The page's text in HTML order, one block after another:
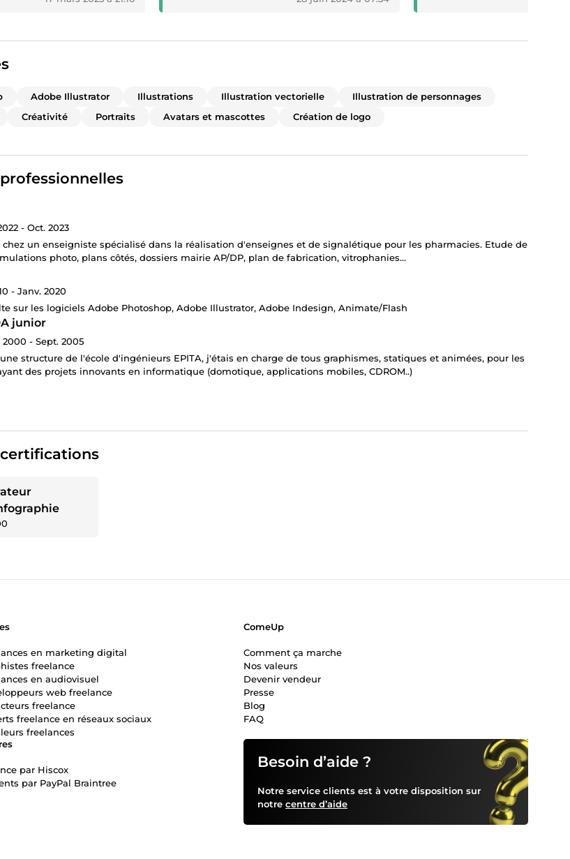
Adobe Illustrator Illustrations Illustration vectorielle
Illustration de personnages
Créativité Portraits Avatars et mascottes Création de logo
- Oct. 2023
un enseigniste spécialisé dans la réalisation d'enseignes et de signalétique pour les pharmacies. Etude de
photo, plans côtés, dossiers mairie AP/DP, plan de fabrication, vitrophanies...
- Janv. 2020
sur les logiciels Adobe Photoshop, Adobe Illustrator, Adobe Indesign, Animate/Flash
junior
2000 - Sept. 2005
structure de l'école d'ingénieurs EPITA, j'étais en charge de tous graphismes, statiques et animées, pour les
des projets innovants en informatique (domotique, applications mobiles, CDROM..)
Besoin d’aide ?
Notre service clients est à votre disposition sur
notre centre d’aide
par Hiscox
par PayPal Braintree
en marketing digital
freelance
en audiovisuel
web freelance
freelance
freelance en réseaux sociaux
freelances
ComeUp
Comment ça marche
Nos valeurs
Devenir vendeur
Presse
Blog
FAQ